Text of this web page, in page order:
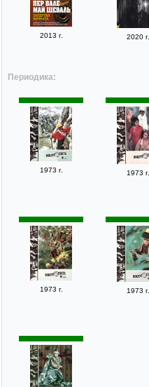
2013 г. 2020 г.
Периодика:
1973 г. 1973 г.
1973 г. 1973 г.